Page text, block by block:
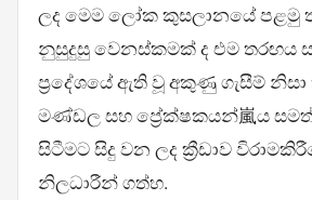
ලද මෙම ලෝක කුසලානයේ පළමු
නුසුදුසු වෙනස්කමක් ද එම තරඟය
ප්‍රදේශයේ ඇති වූ අකුණු ගැසීම්
මණ්ඩල සහ ප්‍රේක්ෂකයන්嵐ය
සිටීමට සිදු වන ලද ක්‍රීඩාව
නිලධාරීන් ගත්හ.